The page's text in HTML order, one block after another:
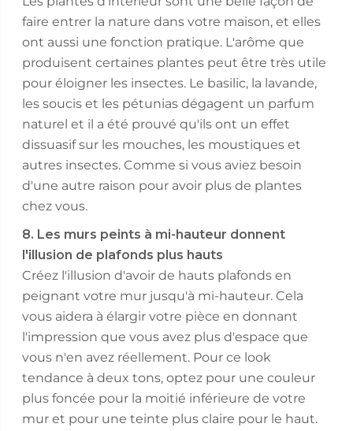
faire entrer la nature dans votre maison, et elles
ont aussi une fonction pratique. L'arôme que
produisent certaines plantes peut être très utile
pour éloigner les insectes. Le basilic, la lavande,
les soucis et les pétunias dégagent un parfum
naturel et il a été prouvé qu'ils ont un effet
dissuasif sur les mouches, les moustiques et
autres insectes. Comme si vous aviez besoin
d'une autre raison pour avoir plus de plantes
chez vous.
8. Les murs peints à mi-hauteur donnent
l'illusion de plafonds plus hauts
Créez l'illusion d'avoir de hauts plafonds en
peignant votre mur jusqu'à mi-hauteur. Cela
vous aidera à élargir votre pièce en donnant
l'impression que vous avez plus d'espace que
vous n'en avez réellement. Pour ce look
tendance à deux tons, optez pour une couleur
plus foncée pour la moitié inférieure de votre
mur et pour une teinte plus claire pour le haut.